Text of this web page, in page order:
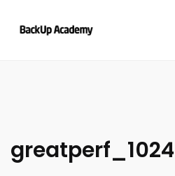
greatperf_1024